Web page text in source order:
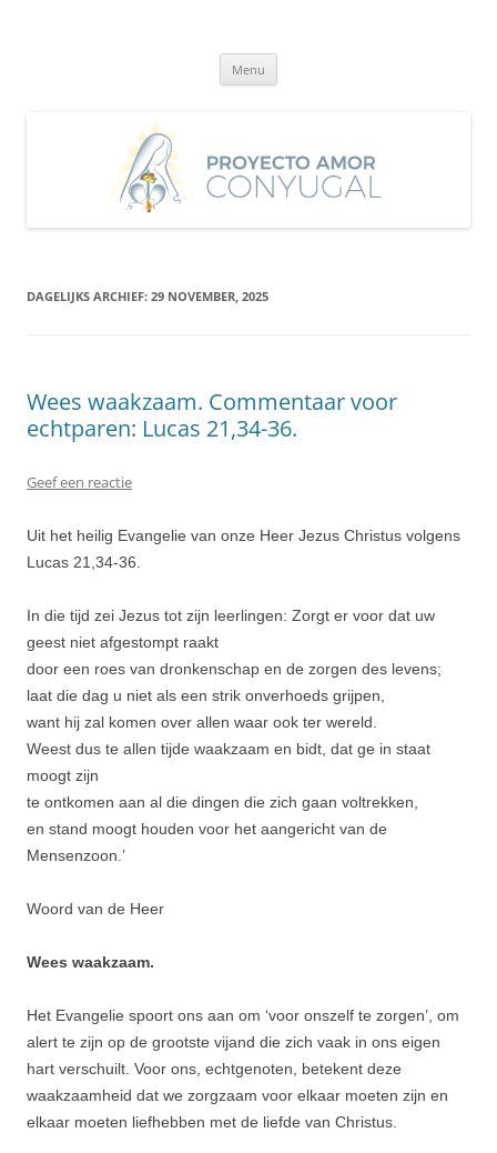
Menu
DAGELIJKS ARCHIEF: 29 NOVEMBER, 2025
Wees waakzaam. Commentaar voor
echtparen: Lucas 21,34-36.
Geef een reactie
Uit het heilig Evangelie van onze Heer Jezus Christus volgens
Lucas 21,34-36.
In die tijd zei Jezus tot zijn leerlingen: Zorgt er voor dat uw
geest niet afge­stompt raakt
door een roes van dronkenschap en de zorgen des levens;
laat die dag u niet als een strik onverhoeds grijpen,
want hij zal komen over allen waar ook ter wereld.
Weest dus te allen tijde waakzaam en bidt, dat ge in staat
moogt zijn
te ontkomen aan al die dingen die zich gaan voltrekken,
en stand moogt houden voor het aangericht van de
Mensenzoon.’
Woord van de Heer
Wees waakzaam.
Het Evangelie spoort ons aan om ‘voor onszelf te zorgen’, om
alert te zijn op de grootste vijand die zich vaak in ons eigen
hart verschuilt. Voor ons, echtgenoten, betekent deze
waakzaamheid dat we zorgzaam voor elkaar moeten zijn en
elkaar moeten liefhebben met de liefde van Christus.